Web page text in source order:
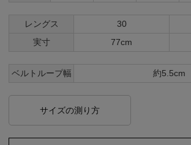
レングス 30
実寸
77cm
ベルトループ幅 約5.5cm
サイズの測り方